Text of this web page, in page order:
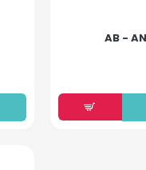
AB -